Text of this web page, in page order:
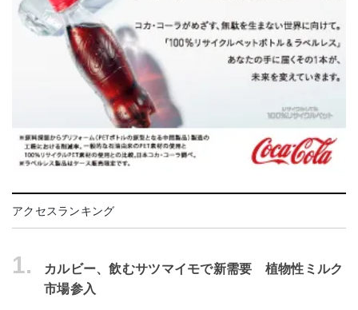
アクセスランキング
1.
カルビー、飲むサツマイモで新需要 植物性ミルク
市場参入